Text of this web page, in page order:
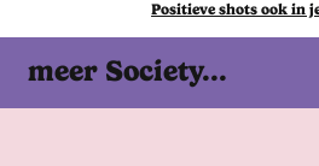
Positieve shots ook in
meer Society...